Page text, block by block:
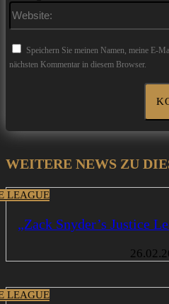
Speichern Sie meinen Namen, meine E-
nächsten Kommentar in diesem Browser.
WEITERE NEWS ZU
LEAGUE
„Zack Snyder’s Justice
LEAGUE